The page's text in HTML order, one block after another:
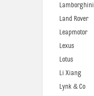
Lamborghini
Land Rover
Leapmotor
Lexus
Lotus
Li Xiang
Lynk & Co